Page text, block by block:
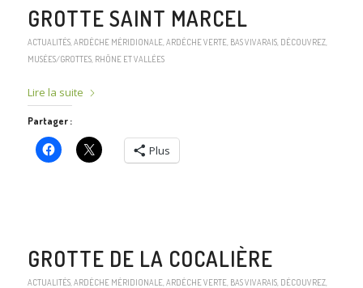
GROTTE SAINT MARCEL
ACTUALITÉS, ARDÈCHE MÉRIDIONALE, ARDÈCHE VERTE, BAS VIVARAIS, DÉCOUVREZ,
MUSÉES/GROTTES, RHÔNE ET VALLÉES
Lire la suite
Partager :
Plus
GROTTE DE LA COCALIÈRE
ACTUALITÉS, ARDÈCHE MÉRIDIONALE, ARDÈCHE VERTE, BAS VIVARAIS, DÉCOUVREZ,